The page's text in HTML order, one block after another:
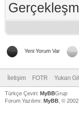
Yeni Yorum Var
İletişim FOTR Yukarı Git
Türkçe Çeviri: MyBBGrup
Forum Yazılımı: MyBB , ©